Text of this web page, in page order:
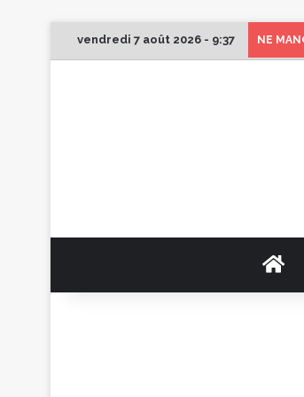
vendredi 7 août 2026 - 9:37 NE